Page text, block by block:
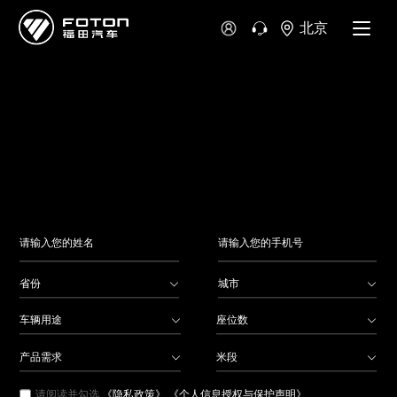
北京
大洋洲
省份 城市
车辆用途 座位数
产品需求 米段
请阅读并勾选 《隐私政策》 《个人信息授权与保护声明》